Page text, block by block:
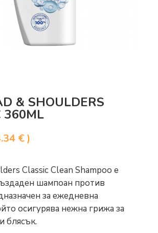
& SHOULDERS
360ML
€ )
Classic Clean Shampoo е
шампоан против
за ежедневна
осигурява нежна грижа за
блясък.